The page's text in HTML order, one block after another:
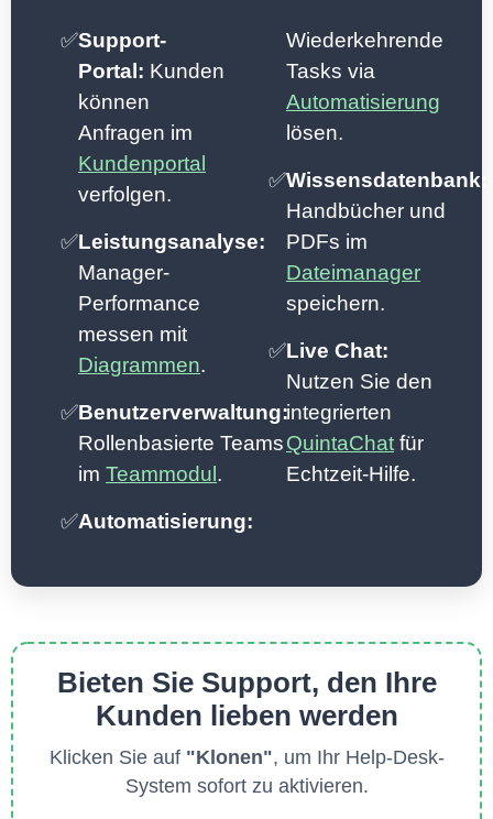
✅Support-
Portal: Kunden
können
Anfragen im
Kundenportal
verfolgen.
✅Leistungsanalyse:
Manager-
Performance
messen mit
Diagrammen.
✅Benutzerverwaltung:
Rollenbasierte Teams
im Teammodul .
✅Automatisierung:
Wiederkehrende
Tasks via
Automatisierung
lösen.
✅Wissensdatenbank:
Handbücher und
PDFs im
Dateimanager
speichern.
✅Live Chat:
Nutzen Sie den
integrierten
QuintaChat für
Echtzeit-Hilfe.
Bieten Sie Support, den Ihre
Kunden lieben werden
Klicken Sie auf "Klonen", um Ihr Help-Desk-
System sofort zu aktivieren.